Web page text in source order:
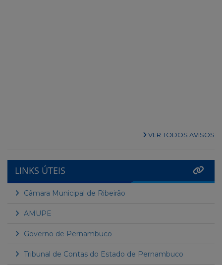
VER TODOS AVISOS
LINKS ÚTEIS
Câmara Municipal de Ribeirão
AMUPE
Governo de Pernambuco
Tribunal de Contas do Estado de Pernambuco